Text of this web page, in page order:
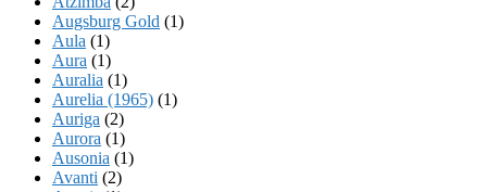
Augsburg Gold (1)
Aula (1)
Aura (1)
Auralia (1)
Aurelia (1965) (1)
Auriga (2)
Aurora (1)
Ausonia (1)
Avanti (2)